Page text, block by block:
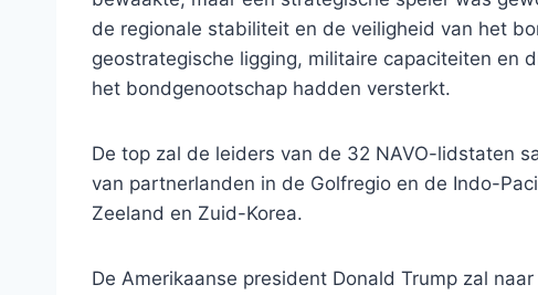
de regionale stabiliteit en de veiligheid van het
geostrategische ligging, militaire capaciteiten en
het bondgenootschap hadden versterkt.
De top zal de leiders van de 32 NAVO-lidstaten
van partnerlanden in de Golfregio en de Indo-
Zeeland en Zuid-Korea.
De Amerikaanse president Donald Trump zal